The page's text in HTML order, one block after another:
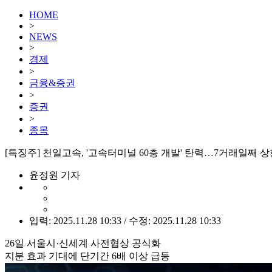
HOME
>
NEWS
>
경제
>
금융&증권
>
증권
>
종목
[특징주] 천일고속, '고속터미널 60층 개발' 탄력…7거래일째 상
윤정원 기자
입력: 2025.11.28 10:33 / 수정: 2025.11.28 10:33
26일 서울시·신세계 사전협상 공식화
지분 효과 기대에 단기간 6배 이상 급등